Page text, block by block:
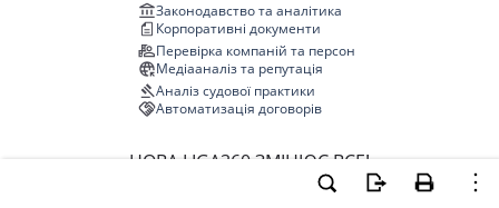
Законодавство та аналітика
Корпоративні документи
Перевірка компаній та персон
Медіааналіз та репутація
Аналіз судової практики
Автоматизація договорів
НОВА LIGA360 ЗМІНЮЄ ВСЕ!